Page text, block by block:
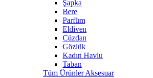
Şapka
Bere
Parfüm
Eldiven
Cüzdan
Gözlük
Kadın Havlu
Taban
Tüm Ürünler Aksesuar